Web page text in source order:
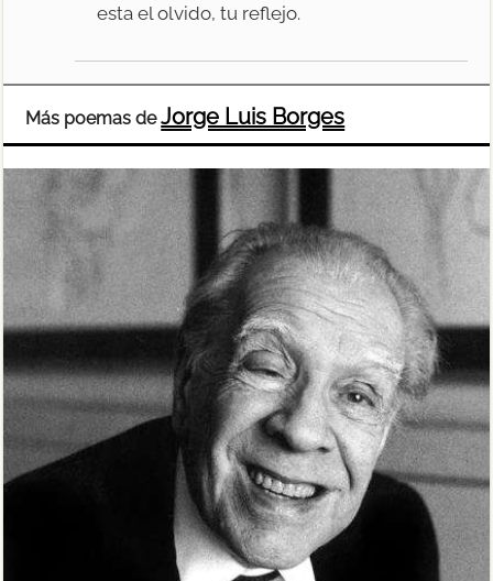
esta el olvido, tu reflejo.
Más poemas deJorge Luis Borges